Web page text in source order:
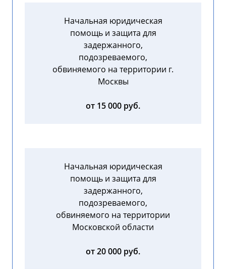
Начальная юридическая
помощь и защита для
задержанного,
подозреваемого,
обвиняемого на территории г.
Москвы
от 15 000 руб.
Начальная юридическая
помощь и защита для
задержанного,
подозреваемого,
обвиняемого на территории
Московской области
от 20 000 руб.